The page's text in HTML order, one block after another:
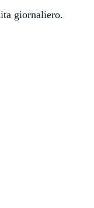
giornaliero.